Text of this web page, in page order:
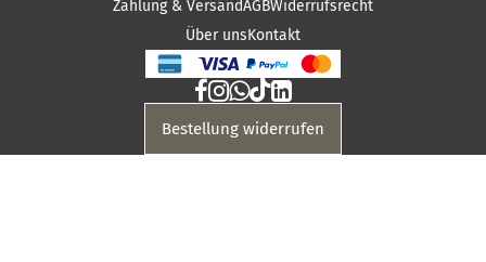
Zahlung & VersandAGBWiderrufsrecht
Über unsKontakt
Bestellung widerrufen